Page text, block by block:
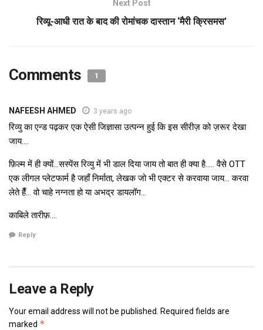
Next Post
रिव्यू-आधी रात के बाद की रोमांचक दास्तान ‘मैरी क्रिसमस’
Comments 1
NAFEESH AHMED 3 years ago
रिव्यु का एन्ड पढ़कर एक ऐसी जिज्ञासा उत्पन्न हुई कि इस सीरीज़ को ज़रूर देखा
जाय….
फ़िल्म में ही क्यों…सस्पेंस रिव्यु में भी डाल दिया जाय तो बात ही क्या है….. वैसे OTT
एक लीगल प्लेटफार्म है जहाँ निर्माता, लेखक जो भी एक्टर से करवाया जाय… करवा
लेते हैँ… वो चाहे नग्नता हो या अभद्र डायलॉग…
काबिले तारीफ़….
Reply
Leave a Reply
Your email address will not be published.
Required fields are
marked *